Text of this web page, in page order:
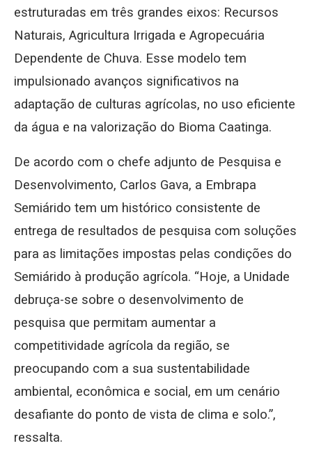
estruturadas em três grandes eixos: Recursos
Naturais, Agricultura Irrigada e Agropecuária
Dependente de Chuva. Esse modelo tem
impulsionado avanços significativos na
adaptação de culturas agrícolas, no uso eficiente
da água e na valorização do Bioma Caatinga.
De acordo com o chefe adjunto de Pesquisa e
Desenvolvimento, Carlos Gava, a Embrapa
Semiárido tem um histórico consistente de
entrega de resultados de pesquisa com soluções
para as limitações impostas pelas condições do
Semiárido à produção agrícola. “Hoje, a Unidade
debruça-se sobre o desenvolvimento de
pesquisa que permitam aumentar a
competitividade agrícola da região, se
preocupando com a sua sustentabilidade
ambiental, econômica e social, em um cenário
desafiante do ponto de vista de clima e solo.”,
ressalta.